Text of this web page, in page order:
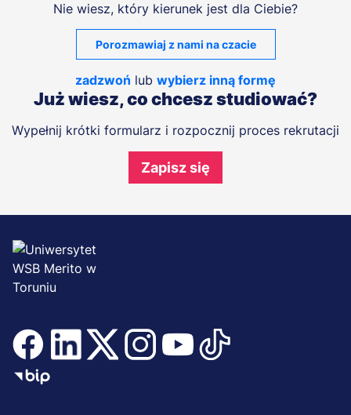
Nie wiesz, który kierunek jest dla Ciebie?
Porozmawiaj z nami na czacie
zadzwoń lub wybierz inną formę
Już wiesz, co chcesz studiować?
Wypełnij krótki formularz i rozpocznij proces rekrutacji
Zapisz się